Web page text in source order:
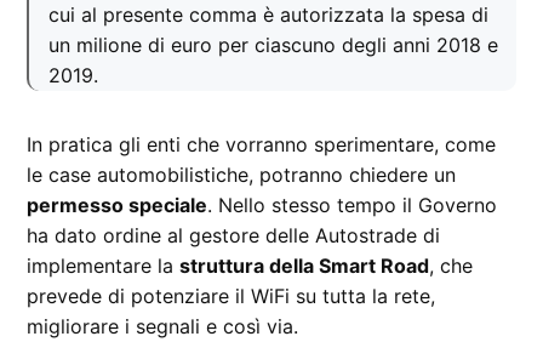
cui al presente comma è autorizzata la spesa di
un milione di euro per ciascuno degli anni 2018 e
2019.
In pratica gli enti che vorranno sperimentare, come
le case automobilistiche, potranno chiedere un
permesso speciale. Nello stesso tempo il Governo
ha dato ordine al gestore delle Autostrade di
implementare lastruttura della Smart Road, che
prevede di potenziare il WiFi su tutta la rete,
migliorare i segnali e così via.